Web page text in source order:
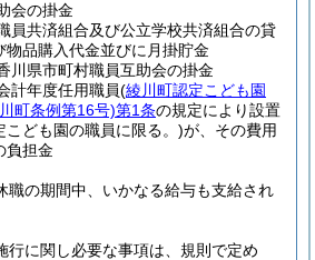
会の掛金
員共済組合及び公立学校共済組合の貸
物品購入代金並びに月掛貯金
川県市町村職員互助会の掛金
計年度任用職員(綾川町認定こども園
町条例第16号)第1条の規定により設置
こども園の職員に限る。)が、その費用
負担金
職の期間中、いかなる給与も支給され
行に関し必要な事項は、規則で定め